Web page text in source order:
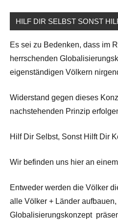
HILF DIR SELBST SONST
Es sei zu Bedenken, dass im
herrschenden
eigenständigen Völkern
Widerstand gegen dieses
nachstehenden Prinzip
Hilf Dir Selbst, Sonst Hilft Dir
Wir befinden uns hier an
Entweder werden die Völker
alle Völker + Länder
Globalisierungskonzept